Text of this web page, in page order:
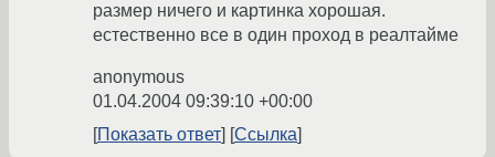
размер ничего и картинка хорошая.
естественно все в один проход в реалтайме
anonymous
01.04.2004 09:39:10 +00:00
Показать ответ
Ссылка